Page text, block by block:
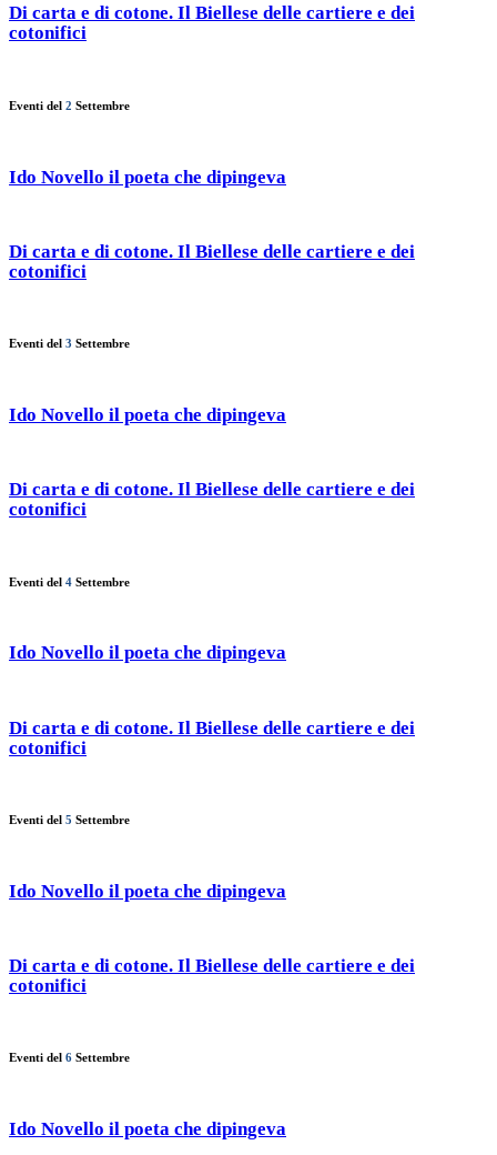
Di carta e di cotone. Il Biellese delle cartiere e dei
cotonifici
Eventi del 2 Settembre
Ido Novello il poeta che dipingeva
Di carta e di cotone. Il Biellese delle cartiere e dei
cotonifici
Eventi del 3 Settembre
Ido Novello il poeta che dipingeva
Di carta e di cotone. Il Biellese delle cartiere e dei
cotonifici
Eventi del 4 Settembre
Ido Novello il poeta che dipingeva
Di carta e di cotone. Il Biellese delle cartiere e dei
cotonifici
Eventi del 5 Settembre
Ido Novello il poeta che dipingeva
Di carta e di cotone. Il Biellese delle cartiere e dei
cotonifici
Eventi del 6 Settembre
Ido Novello il poeta che dipingeva